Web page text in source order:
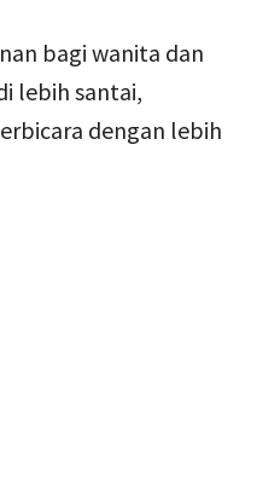
bagi wanita dan
lebih santai,
dengan lebih